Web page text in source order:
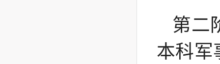
第二
本科军